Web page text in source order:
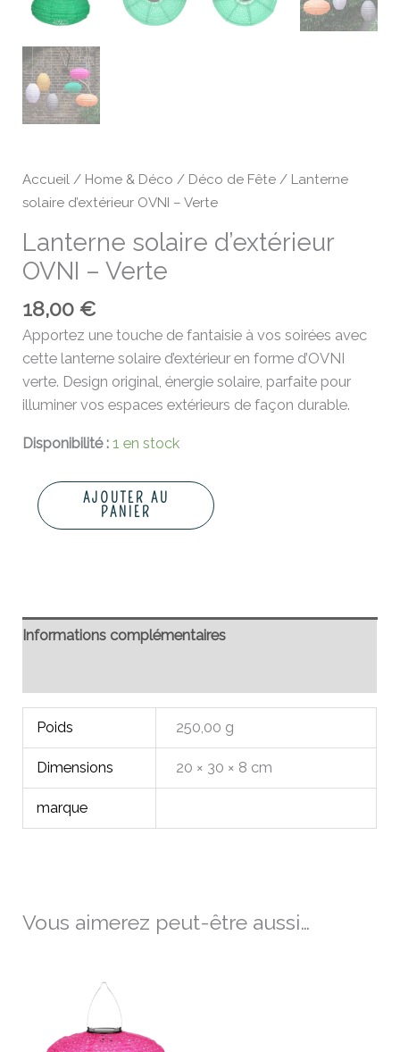
Accueil / Home & Déco / Déco de Fête / Lanterne
solaire d’extérieur OVNI – Verte
Lanterne solaire d’extérieur
OVNI – Verte
18,00€
Apportez une touche de fantaisie à vos soirées avec
cette lanterne solaire d’extérieur en forme d’OVNI
verte. Design original, énergie solaire, parfaite pour
illuminer vos espaces extérieurs de façon durable.
Disponibilité : 1 en stock
AJOUTER AU
PANIER
Informations complémentaires
Poids 250,00 g
Dimensions 20 × 30 × 8 cm
marque
Vous aimerez peut-être aussi…